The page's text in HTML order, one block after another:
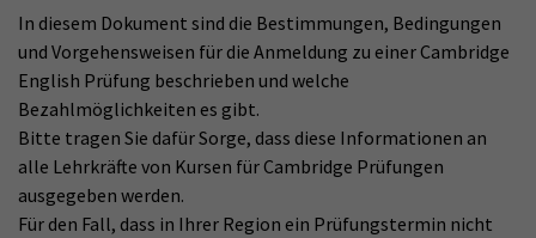
In diesem Dokument sind die Bestimmungen, Bedingungen
und Vorgehensweisen für die Anmeldung zu einer Cambridge
English Prüfung beschrieben und welche
Bezahlmöglichkeiten es gibt.
Bitte tragen Sie dafür Sorge, dass diese Informationen an
alle Lehrkräfte von Kursen für Cambridge Prüfungen
ausgegeben werden.
Für den Fall, dass in Ihrer Region ein Prüfungstermin nicht